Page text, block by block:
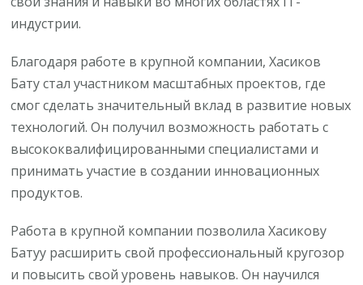
индустрии.
Благодаря работе в крупной компании, Хасиков
Бату стал участником масштабных проектов, где
смог сделать значительный вклад в развитие новых
технологий. Он получил возможность работать с
высококвалифицированными специалистами и
принимать участие в создании инновационных
продуктов.
Работа в крупной компании позволила Хасикову
Батуу расширить свой профессиональный кругозор
и повысить свой уровень навыков. Он научился